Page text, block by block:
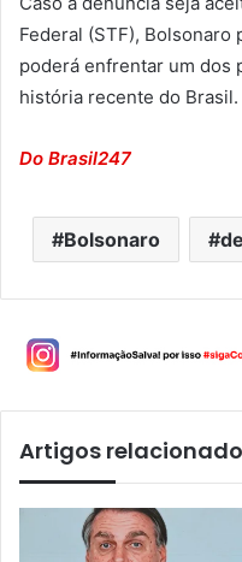
Federal (STF), Bolsonaro
poderá enfrentar um dos
história recente do Brasil.
Do Brasil247
Bolsonaro
Artigos